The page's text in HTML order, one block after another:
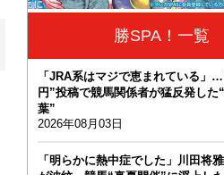
勝SPA！一覧
「JRA系はマジで恵まれている」
円”投稿で競馬関係者が猛反発した
葉”
2026年08月03日
「明らかに熱中症でした」川田将